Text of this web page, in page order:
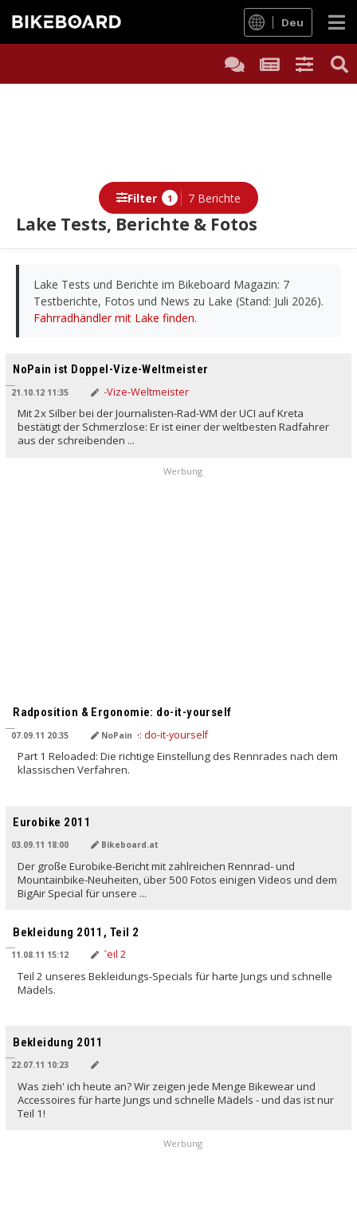
Deu
Lake Tests, Berichte & Fotos
Filter 1 7 Berichte
Berichte
Lake Tests und Berichte im Bikeboard Magazin: 7
Testberichte, Fotos und News zu Lake (Stand: Juli 2026).
Fahrradhändler mit Lake finden.
NoPain ist Doppel-Vize-Weltmeister
21.10.12 11:35
Mit 2x Silber bei der Journalisten-Rad-WM der UCI auf Kreta
bestätigt der Schmerzlose: Er ist einer der weltbesten Radfahrer
aus der schreibenden ...
Werbung
Radposition & Ergonomie: do-it-yourself
07.09.11 20:35 NoPain
Part 1 Reloaded: Die richtige Einstellung des Rennrades nach dem
klassischen Verfahren.
Eurobike 2011
03.09.11 18:00 Bikeboard.at
Der große Eurobike-Bericht mit zahlreichen Rennrad- und
Mountainbike-Neuheiten, über 500 Fotos einigen Videos und dem
BigAir Special für unsere ...
Bekleidung 2011, Teil 2
11.08.11 15:12
Teil 2 unseres Bekleidungs-Specials für harte Jungs und schnelle
Mädels.
Bekleidung 2011
22.07.11 10:23
Was zieh' ich heute an? Wir zeigen jede Menge Bikewear und
Accessoires für harte Jungs und schnelle Mädels - und das ist nur
Teil 1!
Werbung